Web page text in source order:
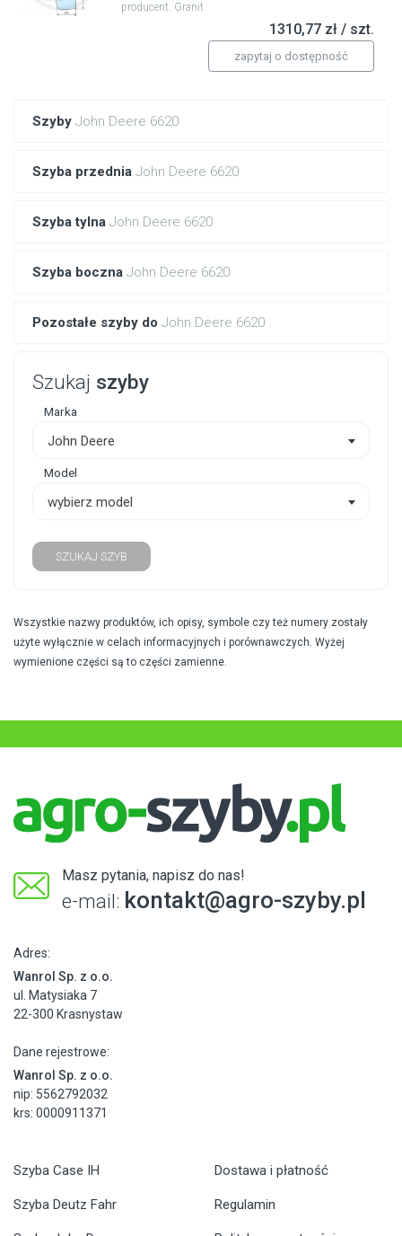
Szyby John Deere 6620
Szyba przednia John Deere 6620
Szyba tylna John Deere 6620
Szyba boczna John Deere 6620
Pozostałe szyby do John Deere 6620
Szukaj szyby
Marka
John Deere
Model
wybierz model
SZUKAJ SZYB
producent: Granit
1310,77 zł / szt.
zapytaj o dostępność
Wszystkie nazwy produktów, ich opisy, symbole czy też numery zostały
użyte wyłącznie w celach informacyjnych i porównawczych. Wyżej
wymienione części są to części zamienne.
Masz pytania, napisz do nas!
e-mail: kontakt@agro-szyby.pl
Adres:
Wanrol Sp. z o.o.
ul. Matysiaka 7
22-300 Krasnystaw
Dane rejestrowe:
Wanrol Sp. z o.o.
nip: 5562792032
krs: 0000911371
Szyba Case IH
Szyba Deutz Fahr
Dostawa i płatność
Regulamin